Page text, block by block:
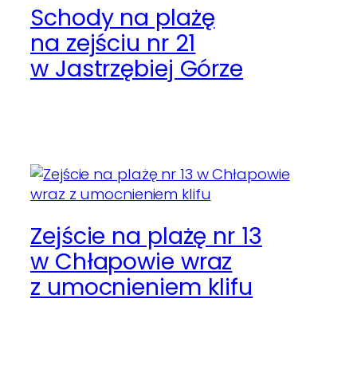
Schody na plażę
na zejściu nr 21
w Jastrzębiej Górze
Zejście na plażę nr 13
w Chłapowie wraz
z umocnieniem klifu